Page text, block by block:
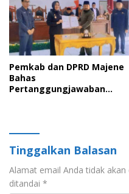
Pemkab dan DPRD Majene
Bahas
Pertanggungjawaban
Tinggalkan Balasan
Alamat email Anda tidak akan
ditandai *